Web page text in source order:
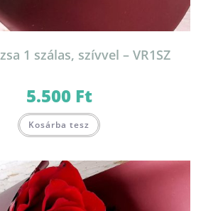
1 szálas, szívvel – VR1SZ
5.500 Ft
Kosárba tesz